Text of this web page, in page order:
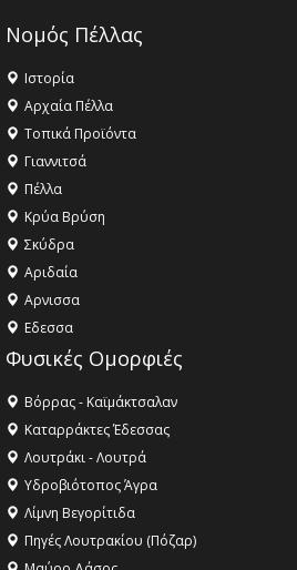
Νομός Πέλλας
Ιστορία
Αρχαία Πέλλα
Τοπικά Προϊόντα
Γιαννιτσά
Πέλλα
Κρύα Βρύση
Σκύδρα
Αριδαία
Aρνισσα
Eδεσσα
Φυσικές Ομορφιές
Βόρρας - Καϊμάκτσαλαν
Καταρράκτες Έδεσσας
Λουτράκι - Λουτρά
Υδροβιότοπος Άγρα
Λίμνη Βεγορίτιδα
Πηγές Λουτρακίου (Πόζαρ)